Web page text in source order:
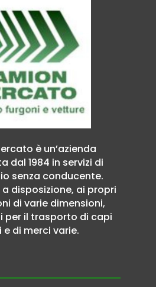
è un’azienda
dal 1984 in servizi di
senza conducente.
disposizione, ai propri
di varie dimensioni,
per il trasporto di capi
e di merci varie.